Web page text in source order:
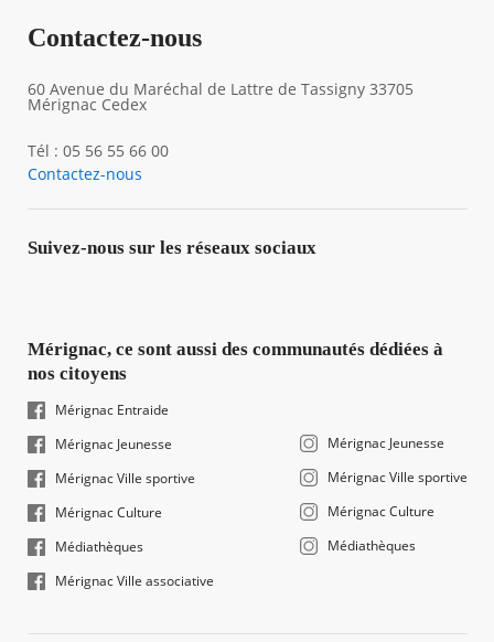
Contactez-nous
60 Avenue du Maréchal de Lattre de Tassigny 33705
Mérignac Cedex
Tél : 05 56 55 66 00
Contactez-nous
Suivez-nous sur les réseaux sociaux
Mérignac, ce sont aussi des communautés dédiées à
nos citoyens
Mérignac Entraide
Mérignac Jeunesse
Mérignac Ville sportive
Mérignac Culture
Médiathèques
Mérignac Ville associative
Mérignac Jeunesse
Mérignac Ville sportive
Mérignac Culture
Médiathèques